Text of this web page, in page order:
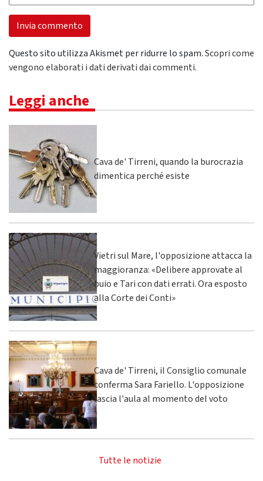
Questo sito utilizza Akismet per ridurre lo spam.Scopri come
vengono elaborati i dati derivati dai commenti.
Leggi anche
Cava de' Tirreni, quando la burocrazia
dimentica perché esiste
Vietri sul Mare, l'opposizione attacca la
maggioranza: «Delibere approvate al
buio e Tari con dati errati. Ora esposto
alla Corte dei Conti»
Cava de' Tirreni, il Consiglio comunale
conferma Sara Fariello. L'opposizione
lascia l'aula al momento del voto
Tutte le notizie